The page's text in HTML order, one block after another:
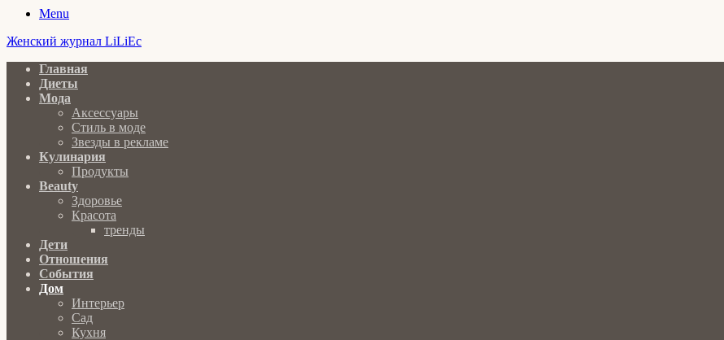
Menu
Женский журнал LiLiEc
Главная
Диеты
Мода
Аксессуары
Стиль в моде
Звезды в рекламе
Кулинария
Продукты
Beauty
Здоровье
Красота
тренды
Дети
Отношения
События
Дом
Интерьер
Сад
Кухня